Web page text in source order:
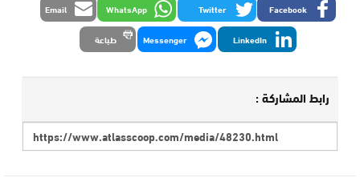
Facebook
Twitter
WhatsApp
Email
LinkedIn
Messenger طباعة
رابط المشاركة :